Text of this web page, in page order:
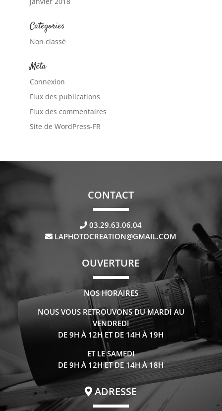
Catégories
Non classé
Méta
Connexion
Flux des publications
Flux des commentaires
Site de WordPress-FR
CONTACT
03.29.63.06.04
LAPHOTOCREATION@GMAIL.COM
OUVERTURE
NOS HORAIRES
NOUS VOUS RETROUVONS DU MARDI AU
VENDREDI
DE 9H À 12H ET DE 14H À 19H
ET LE SAMEDI
DE 9H À 12H ET DE 14H À 18H
ADRESSE